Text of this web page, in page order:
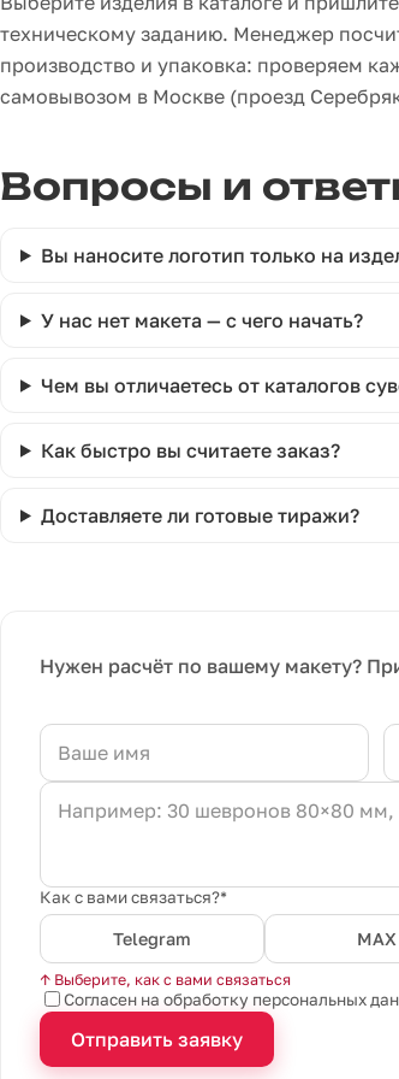
техническому заданию. Менеджер
производство и упаковка: проверяем
самовывозом в Москве (проезд
Вопросы и
Вы наносите логотип только на
У нас нет макета — с чего начать?
Чем вы отличаетесь от каталогов
Как быстро вы считаете заказ?
Доставляете ли готовые тиражи?
Нужен расчёт по вашему макету?
Как с вами связаться?*
Telegram MAX
↑ Выберите, как с вами связаться
Согласен на обработку персональных
Отправить заявку